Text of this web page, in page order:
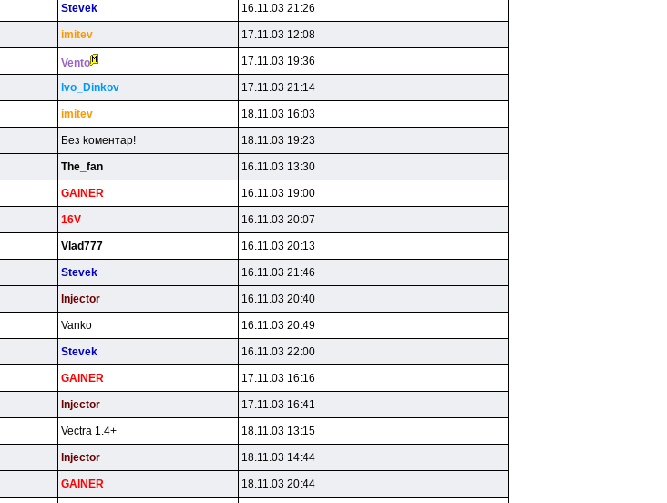
Stevek 16.11.03 21:26
imitev 17.11.03 12:08
Vento 17.11.03 19:36
lvo_Dinkov 17.11.03 21:14
imitev 18.11.03 16:03
Бeз koмeнтap! 18.11.03 19:23
The_fan 16.11.03 13:30
GAlNER 16.11.03 19:00
16V 16.11.03 20:07
Vlad777 16.11.03 20:13
Stevek 16.11.03 21:46
lnjector 16.11.03 20:40
Vanko 16.11.03 20:49
Stevek 16.11.03 22:00
GAlNER 17.11.03 16:16
lnjector 17.11.03 16:41
Vectra 1.4+ 18.11.03 13:15
lnjector 18.11.03 14:44
GAlNER 18.11.03 20:44